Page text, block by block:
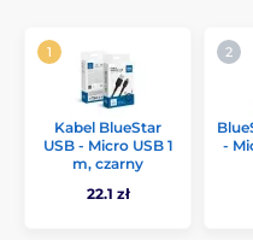
Kabel BlueStar
USB - Micro USB 1
m, czarny
22.1 zł
-